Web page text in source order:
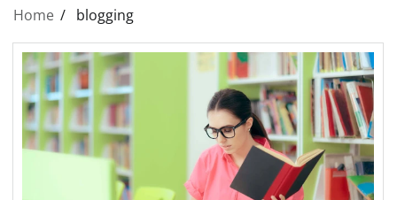
Home blogging